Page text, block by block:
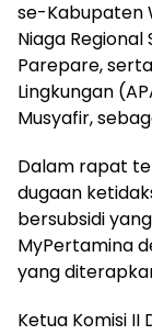
se-Kabupaten
Niaga Regional
Parepare,
Lingkungan
Musyafir,
Dalam rapat
dugaan
bersubsidi
MyPertamina
yang
Ketua Komisi II